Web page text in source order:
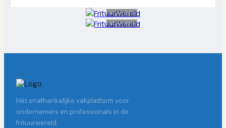
Advertentie
Advertentie
Hét onafhankelijke vakplatform voor
ondernemers en professionals in de
frituurwereld.